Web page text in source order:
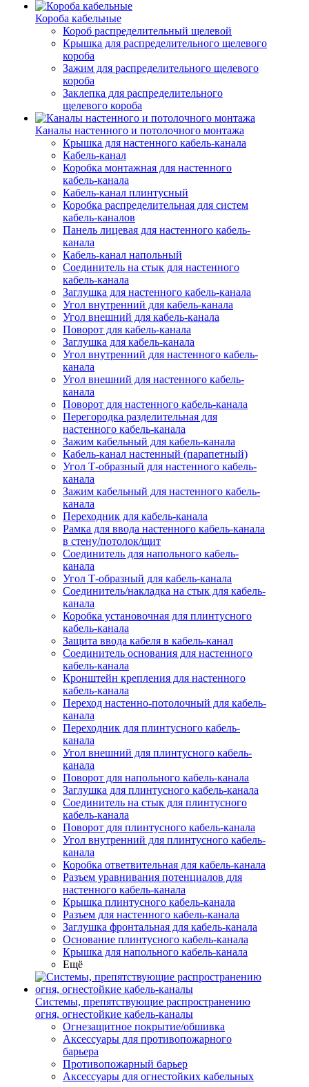
Короба кабельные
Короб распределительный щелевой
Крышка для распределительного щелевого
короба
Зажим для распределительного щелевого
короба
Заклепка для распределительного
щелевого короба
Каналы настенного и потолочного монтажа
Крышка для настенного кабель-канала
Кабель-канал
Коробка монтажная для настенного
кабель-канала
Кабель-канал плинтусный
Коробка распределительная для систем
кабель-каналов
Панель лицевая для настенного кабель-
канала
Кабель-канал напольный
Соединитель на стык для настенного
кабель-канала
Заглушка для настенного кабель-канала
Угол внутренний для кабель-канала
Угол внешний для кабель-канала
Поворот для кабель-канала
Заглушка для кабель-канала
Угол внутренний для настенного кабель-
канала
Угол внешний для настенного кабель-
канала
Поворот для настенного кабель-канала
Перегородка разделительная для
настенного кабель-канала
Зажим кабельный для кабель-канала
Кабель-канал настенный (парапетный)
Угол Т-образный для настенного кабель-
канала
Зажим кабельный для настенного кабель-
канала
Переходник для кабель-канала
Рамка для ввода настенного кабель-канала
в стену/потолок/щит
Соединитель для напольного кабель-
канала
Угол Т-образный для кабель-канала
Соединитель/накладка на стык для кабель-
канала
Коробка установочная для плинтусного
кабель-канала
Защита ввода кабеля в кабель-канал
Соединитель основания для настенного
кабель-канала
Кронштейн крепления для настенного
кабель-канала
Переход настенно-потолочный для кабель-
канала
Переходник для плинтусного кабель-
канала
Угол внешний для плинтусного кабель-
канала
Поворот для напольного кабель-канала
Заглушка для плинтусного кабель-канала
Соединитель на стык для плинтусного
кабель-канала
Поворот для плинтусного кабель-канала
Угол внутренний для плинтусного кабель-
канала
Коробка ответвительная для кабель-канала
Разъем уравнивания потенциалов для
настенного кабель-канала
Крышка плинтусного кабель-канала
Разъем для настенного кабель-канала
Заглушка фронтальная для кабель-канала
Основание плинтусного кабель-канала
Крышка для напольного кабель-канала
Ещё
Системы, препятствующие распространению
огня, огнестойкие кабель-каналы
Огнезащитное покрытие/обшивка
Аксессуары для противопожарного
барьера
Противопожарный барьер
Аксессуары для огнестойких кабельных